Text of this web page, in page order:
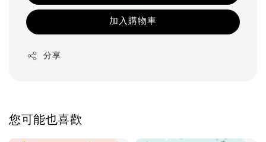
加入購物車
分享
您可能也喜歡